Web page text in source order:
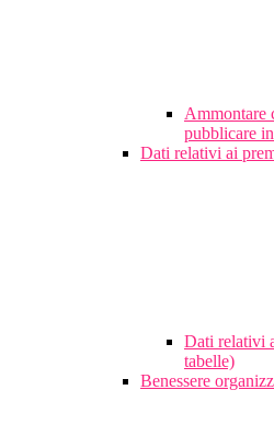
Ammontare
pubblicare
Dati relativi ai
Dati relativi
tabelle)
Benessere